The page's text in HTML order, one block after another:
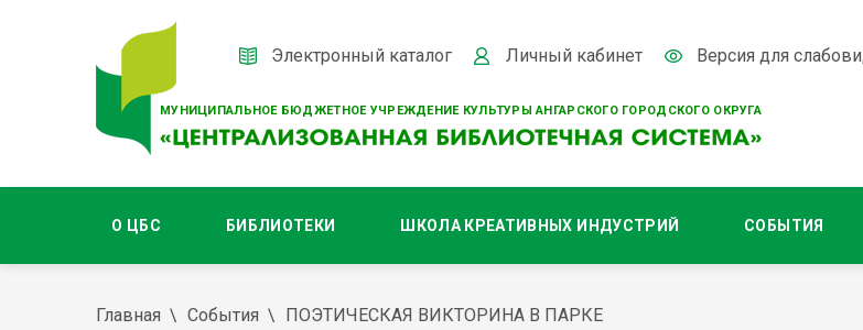
МУНИЦИПАЛЬНОЕ БЮДЖЕТНОЕ УЧРЕЖДЕНИЕ КУЛЬТУРЫ АНГАРСКОГО ГОРОДСКОГО ОКРУГА
Электронный каталог Личный кабинет Версия для
О ЦБС БИБЛИОТЕКИ ШКОЛА КРЕАТИВНЫХ ИНДУСТРИЙ СОБЫТИЯ
Главная События ПОЭТИЧЕСКАЯ ВИКТОРИНА В ПАРКЕ